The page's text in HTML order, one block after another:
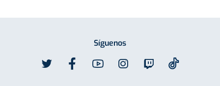
Síguenos